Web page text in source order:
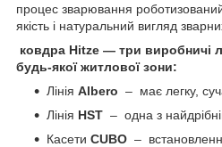
процес зварювання
якість і натуральний вигляд
ковдра Hitze — три виробничі
будь-якої житлової зони:
Лінія Albero – має легку,
Лінія HST – одна з
Касети CUBO –